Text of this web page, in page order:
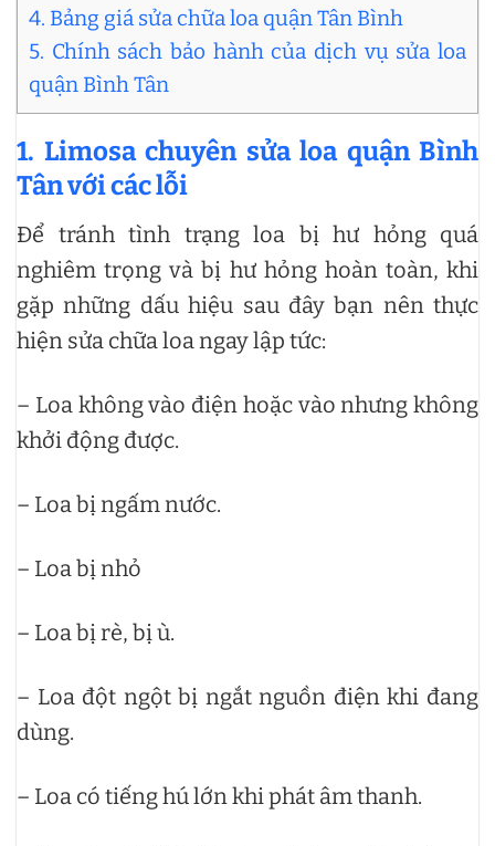
4. Bảng giá sửa chữa loa quận Tân Bình
5. Chính sách bảo hành của dịch vụ sửa loa
quận Bình Tân
1. Limosa chuyên sửa loa quận Bình
Tân với các lỗi
Để tránh tình trạng loa bị hư hỏng quá
nghiêm trọng và bị hư hỏng hoàn toàn, khi
gặp những dấu hiệu sau đây bạn nên thực
hiện sửa chữa loa ngay lập tức:
– Loa không vào điện hoặc vào nhưng không
khởi động được.
– Loa bị ngấm nước.
– Loa bị nhỏ
– Loa bị rè, bị ù.
– Loa đột ngột bị ngắt nguồn điện khi đang
dùng.
– Loa có tiếng hú lớn khi phát âm thanh.